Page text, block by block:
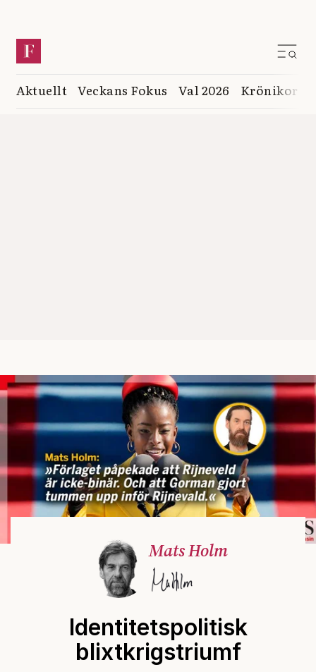
Aktuellt Veckans Fokus Val 2026 Krönikor
Mats Holm
Identitetspolitisk
blixtkrigstriumf